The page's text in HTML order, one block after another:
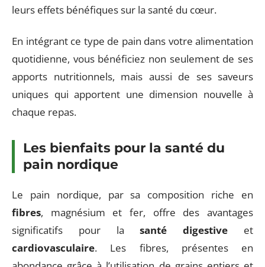
leurs effets bénéfiques sur la santé du cœur.
En intégrant ce type de pain dans votre alimentation
quotidienne, vous bénéficiez non seulement de ses
apports nutritionnels, mais aussi de ses saveurs
uniques qui apportent une dimension nouvelle à
chaque repas.
Les bienfaits pour la santé du
pain nordique
Le pain nordique, par sa composition riche en
fibres, magnésium et fer, offre des avantages
significatifs pour lasanté digestive et
cardiovasculaire. Les fibres, présentes en